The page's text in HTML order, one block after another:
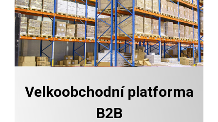
Velkoobchodní platforma
B2B